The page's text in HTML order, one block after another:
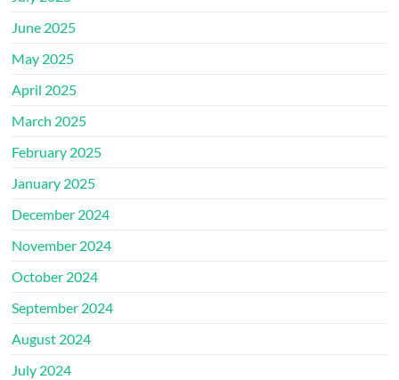
June 2025
May 2025
April 2025
March 2025
February 2025
January 2025
December 2024
November 2024
October 2024
September 2024
August 2024
July 2024